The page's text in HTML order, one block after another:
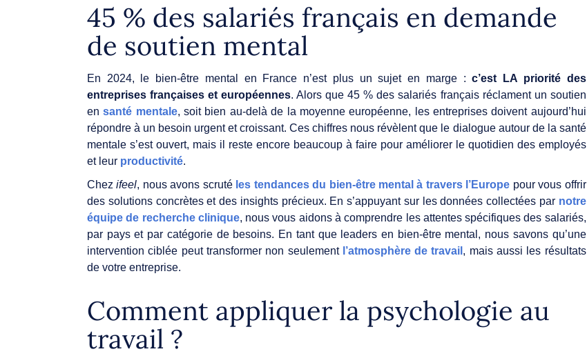
45 % des salariés français en demande
de soutien mental
En 2024, le bien-être mental en France n’est plus un sujet en marge :c’est LA priorité des
entreprises françaises et européennes. Alors que 45 % des salariés français réclament un soutien
ensanté mentale, soit bien au-delà de la moyenne européenne, les entreprises doivent aujourd’hui
répondre à un besoin urgent et croissant. Ces chiffres nous révèlent que le dialogue autour de la santé
mentale s’est ouvert, mais il reste encore beaucoup à faire pour améliorer le quotidien des employés
et leur productivité.
Chezifeel, nous avons scruté les tendances du bien-être mental à travers l’Europe pour vous offrir
des solutions concrètes et des insights précieux. En s’appuyant sur les données collectées par notre
équipe de recherche clinique, nous vous aidons à comprendre les attentes spécifiques des salariés,
par pays et par catégorie de besoins. En tant que leaders en bien-être mental, nous savons qu’une
intervention ciblée peut transformer non seulement l’atmosphère de travail , mais aussi les résultats
de votre entreprise.
Comment appliquer la psychologie au
travail ?